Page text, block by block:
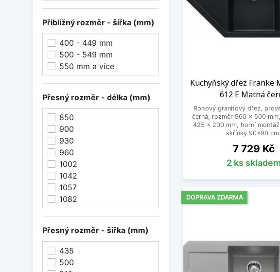
Přibližný rozměr - šířka (mm)
400 - 449 mm
500 - 549 mm
550 mm a více
Přesný rozměr - délka (mm)
850
900
930
960
1002
1042
1057
1082
Přesný rozměr - šířka (mm)
435
500
Kuchyňský dřez Franke
612 E Matná
Rohový granitový dřez,
černá, rozměr 960 x 500
425 x 200 mm, horní
skříňky 90x90 cm.
Cena
7 729 Kč
2 ks skladem
DOPRAVA ZDARMA